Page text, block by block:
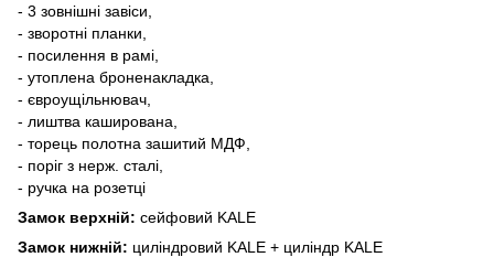
- 3 зовнішні завіси,
- зворотні планки,
- посилення в рамі,
- утоплена броненакладка,
- євроущільнювач,
- лиштва каширована,
- торець полотна зашитий МДФ,
- поріг з нерж. сталі,
- ручка на розетці
Замок верхній: сейфовий KALE
Замок нижній: циліндровий KALE + циліндр KALE